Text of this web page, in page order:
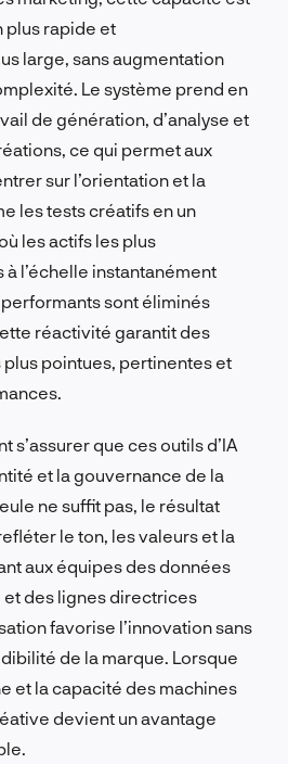
plus rapide et
large, sans augmentation
Le système prend en
de génération, d’analyse et
ce qui permet aux
sur l’orientation et la
les tests créatifs en un
les actifs les plus
l’échelle instantanément
sont éliminés
réactivité garantit des
pointues, pertinentes et
s’assurer que ces outils d’IA
et la gouvernance de la
ne suffit pas, le résultat
le ton, les valeurs et la
aux équipes des données
et des lignes directrices
favorise l’innovation sans
de la marque. Lorsque
et la capacité des machines
devient un avantage